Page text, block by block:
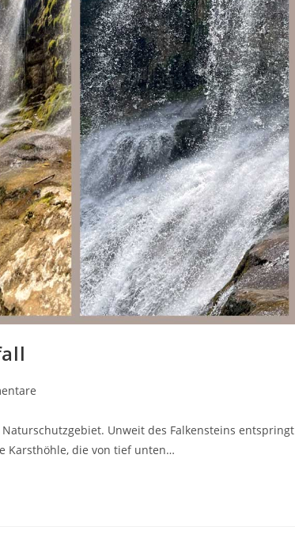
Unweit des Falkensteins entspringt
Karsthöhle, die von tief unten…